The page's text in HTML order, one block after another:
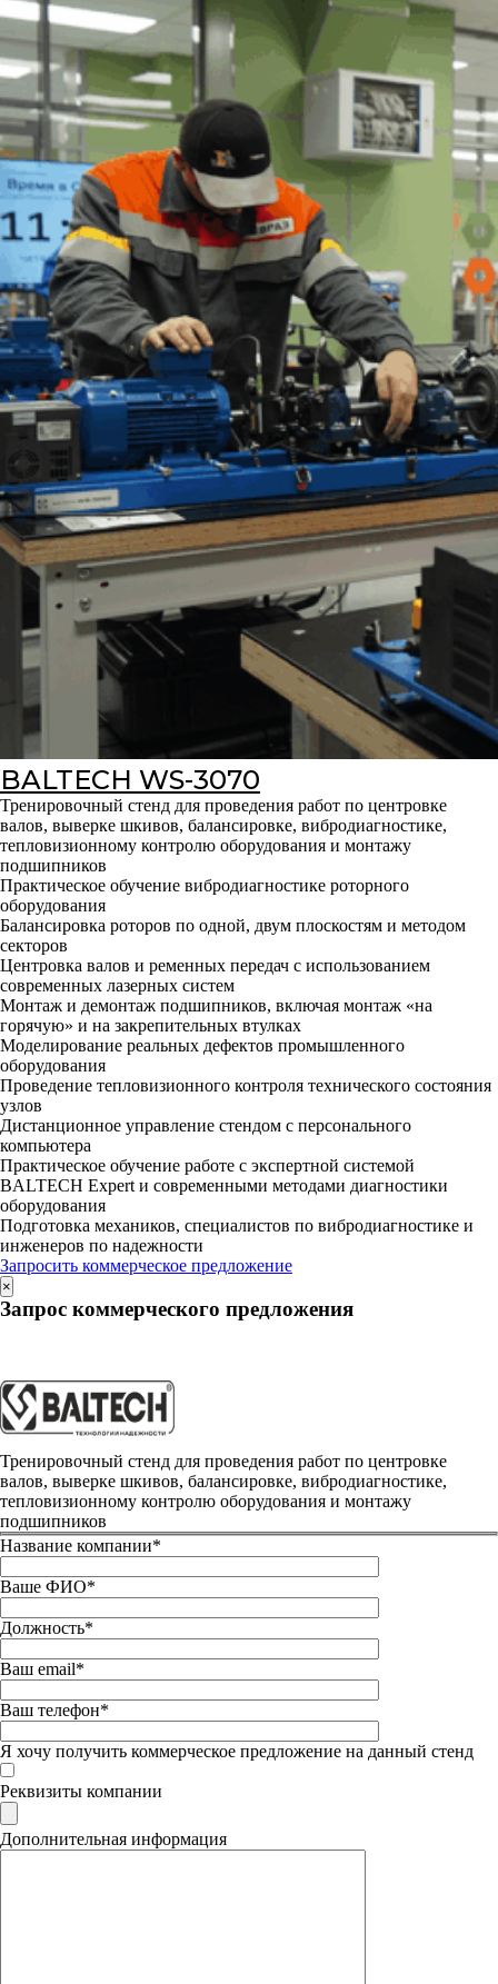
BALTECH WS-3070
Тренировочный стенд для проведения работ по центровке
валов, выверке шкивов, балансировке, вибродиагностике,
тепловизионному контролю оборудования и монтажу
подшипников
Практическое обучение вибродиагностике роторного
оборудования
Балансировка роторов по одной, двум плоскостям и методом
секторов
Центровка валов и ременных передач с использованием
современных лазерных систем
Монтаж и демонтаж подшипников, включая монтаж «на
горячую» и на закрепительных втулках
Моделирование реальных дефектов промышленного
оборудования
Проведение тепловизионного контроля технического состояния
узлов
Дистанционное управление стендом с персонального
компьютера
Практическое обучение работе с экспертной системой
BALTECH Expert и современными методами диагностики
оборудования
Подготовка механиков, специалистов по вибродиагностике и
инженеров по надежности
Запросить коммерческое предложение
×
Запрос коммерческого предложения
Тренировочный стенд для проведения работ по центровке
валов, выверке шкивов, балансировке, вибродиагностике,
тепловизионному контролю оборудования и монтажу
подшипников
Название компании*
Ваше ФИО*
Должность*
Ваш email*
Ваш телефон*
Я хочу получить коммерческое предложение на данный стенд
Реквизиты компании
Дополнительная информация